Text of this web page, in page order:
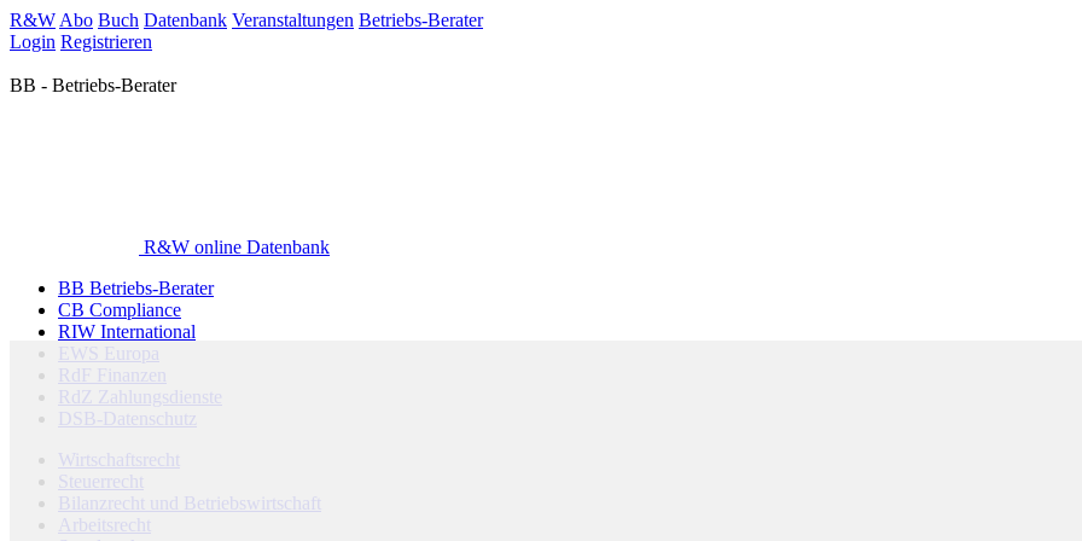
R&W Abo Buch Datenbank Veranstaltungen Betriebs-Berater
Login Registrieren
BB - Betriebs-Berater
R&W online Datenbank
BB Betriebs-Berater
CB Compliance
RIW International
EWS Europa
RdF Finanzen
RdZ Zahlungsdienste
DSB-Datenschutz
Wirtschaftsrecht
Steuerrecht
Bilanzrecht und Betriebswirtschaft
Arbeitsrecht